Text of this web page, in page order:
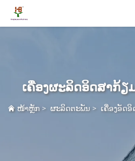
ຜະລິດຕະພັນ
ເຄື່ອງຜະລິດອິດສາກ້
ໜ້າຫຼັກ > ຜະລິດຕະພັນ > ເຄື່ອງອັດ